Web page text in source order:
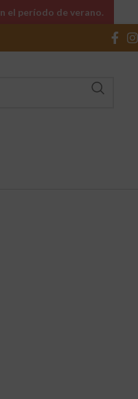
el período de verano.